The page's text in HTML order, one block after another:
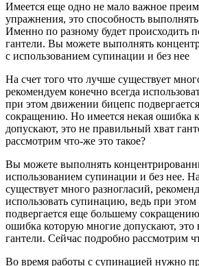
Имеется еще одно не мало важное
упражнения, это способность
Именно по разному будет происходить
гантели. Вы можете выполнять
с использованием супинации и без нее
На счет того что лучше существует
рекомендуем конечно всегда
при этом движении бицепс
сокращению. Но имеется некая ошибка
допускают, это не правильный хват
рассмотрим что-же это такое?
Вы можете выполнять
использованием супинации и без нее.
существует много разногласий,
использовать супинацию, ведь при
подвергается еще большему
ошибка которую многие допускают, это
гантели. Сейчас подробно рассмотрим
Во время работы с супинацией нужно